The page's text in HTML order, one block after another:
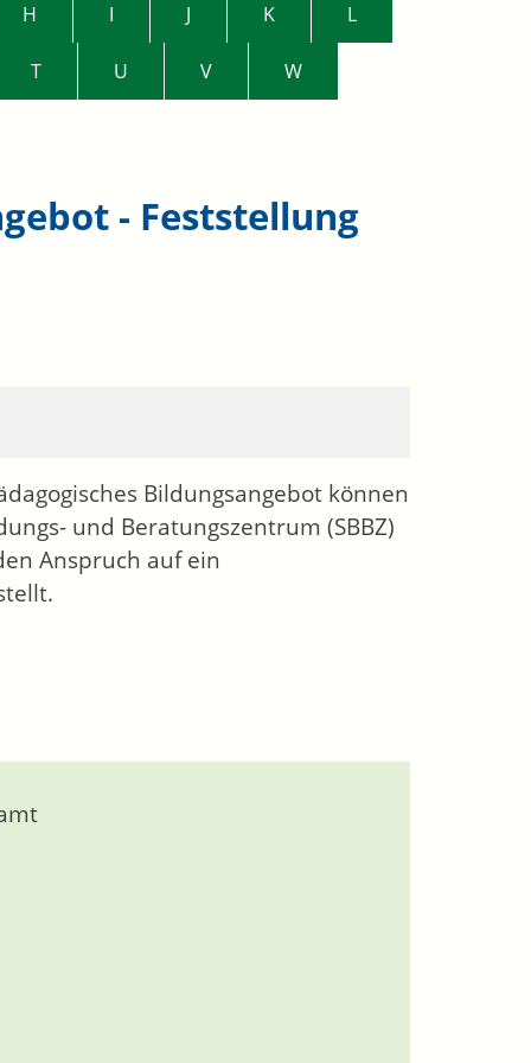
H I J K L
T U V W
- Feststellung
Bildungsangebot können
und Beratungszentrum (SBBZ)
Anspruch auf ein